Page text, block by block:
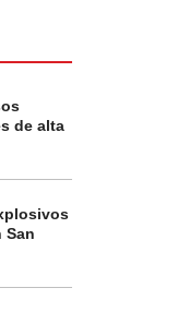
de alta
San